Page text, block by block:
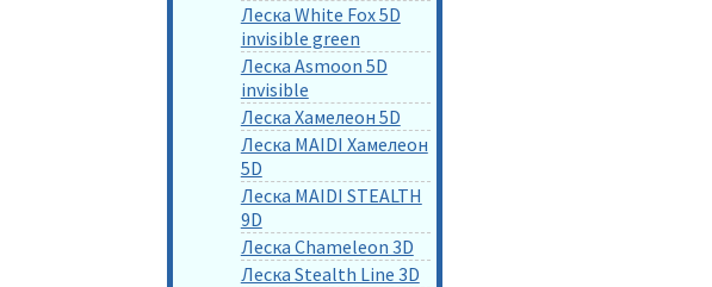
Леска White Fox 5D
invisible green
Леска Asmoon 5D
invisible
Леска Хамелеон 5D
Леска MAIDI Хамелеон
5D
Леска MAIDI STEALTH
9D
Леска Chameleon 3D
Леска Stealth Line 3D